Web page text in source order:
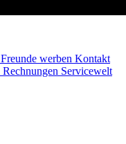
Freunde werben Kontakt
Rechnungen Servicewelt